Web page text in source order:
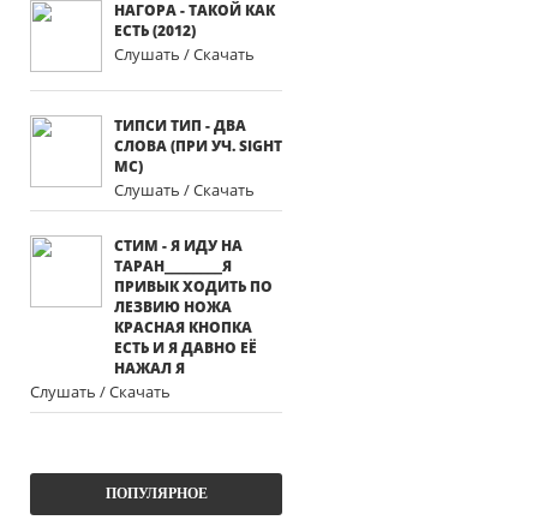
НАГОРА - ТАКОЙ КАК
ЕСТЬ (2012)
Слушать / Скачать
ТИПСИ ТИП - ДВА
СЛОВА (ПРИ УЧ. SIGHT
MC)
Слушать / Скачать
СТИМ - Я ИДУ НА
ТАРАН________Я
ПРИВЫК ХОДИТЬ ПО
ЛЕЗВИЮ НОЖА
КРАСНАЯ КНОПКА
ЕСТЬ И Я ДАВНО ЕЁ
НАЖАЛ Я
Слушать / Скачать
ПОПУЛЯРНОЕ